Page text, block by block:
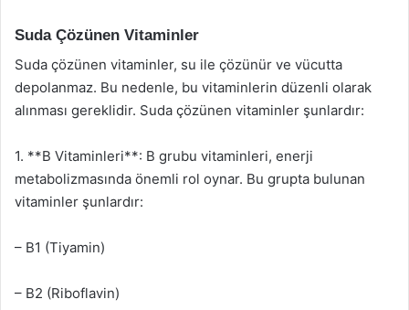
Suda Çözünen Vitaminler
Suda çözünen vitaminler, su ile çözünür ve vücutta
depolanmaz. Bu nedenle, bu vitaminlerin düzenli olarak
alınması gereklidir. Suda çözünen vitaminler şunlardır:
1. **B Vitaminleri**: B grubu vitaminleri, enerji
metabolizmasında önemli rol oynar. Bu grupta bulunan
vitaminler şunlardır:
– B1 (Tiyamin)
– B2 (Riboflavin)